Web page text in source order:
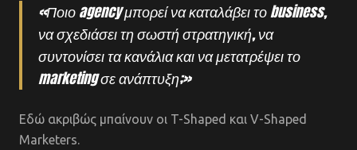
«Ποιο agency μπορεί να καταλάβει το business,
να σχεδιάσει τη σωστή στρατηγική, να
συντονίσει τα κανάλια και να μετατρέψει το
marketing σε ανάπτυξη;»
Εδώ ακριβώς μπαίνουν οι T-Shaped και V-Shaped
Marketers.